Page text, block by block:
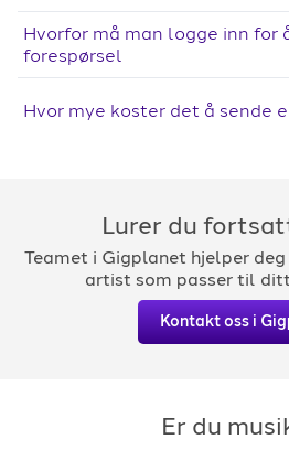
Hvorfor må man logge inn for
forespørsel
Hvor mye koster det å sende
Lurer du
Teamet i Gigplanet hjelper
artist som passer til
Kontakt oss i
Er du